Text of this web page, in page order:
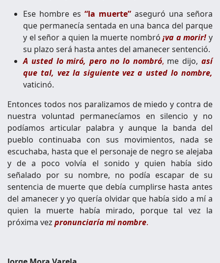
Ese hombre es “la muerte” aseguró una señora
que permanecía sentada en una banca del parque
y el señor a quien la muerte nombró¡va a morir! y
su plazo será hasta antes del amanecer sentenció.
A usted lo miró, pero no lo nombró, me dijo,así
que tal, vez la siguiente vez a usted lo nombre,
vaticinó.
Entonces todos nos paralizamos de miedo y contra de
nuestra voluntad permanecíamos en silencio y no
podíamos articular palabra y aunque la banda del
pueblo continuaba con sus movimientos, nada se
escuchaba, hasta que el personaje de negro se alejaba
y de a poco volvía el sonido y quien había sido
señalado por su nombre, no podía escapar de su
sentencia de muerte que debía cumplirse hasta antes
del amanecer y yo quería olvidar que había sido a mí a
quien la muerte había mirado, porque tal vez la
próxima vez pronunciaría mi nombre.